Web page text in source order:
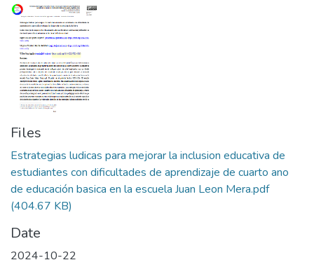
Files
Estrategias ludicas para mejorar la inclusion educativa de
estudiantes con dificultades de aprendizaje de cuarto ano
de educación basica en la escuela Juan Leon Mera.pdf
(404.67 KB)
Date
2024-10-22